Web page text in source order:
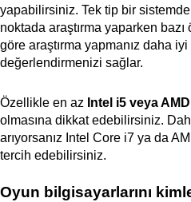
yapabilirsiniz. Tek tip bir
noktada araştırma yaparken
göre araştırma yapmanız daha
değerlendirmenizi sağlar.
Özellikle en az Intel i5 veya
olmasına dikkat edebilirsiniz.
arıyorsanız Intel Core i7 ya da
tercih edebilirsiniz.
Oyun bilgisayarlarını